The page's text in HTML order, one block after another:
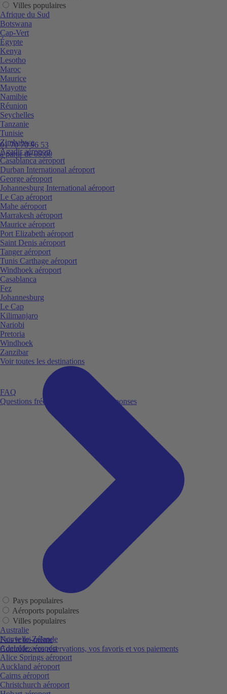
01 70 70 96 53
à partir de 09:00
FAQ
Questions fréquemment posées et réponses
Fais le toi-même
Contrôlez vos réservations, vos favoris et vos paiements
Villes populaires
Afrique du Sud
Botswana
Cap-Vert
Égypte
Kenya
Lesotho
Maroc
Maurice
Mayotte
Namibie
Réunion
Seychelles
Tanzanie
Tunisie
Zimbabwe
Agadir aéroport
Casablanca aéroport
Durban International aéroport
George aéroport
Johannesburg International aéroport
Le Cap aéroport
Mahe aéroport
Marrakesh aéroport
Maurice aéroport
Port Elizabeth aéroport
Saint Denis aéroport
Tanger aéroport
Tunis Carthage aéroport
Windhoek aéroport
Casablanca
Fez
Johannesburg
Le Cap
Kilimanjaro
Nariobi
Pretoria
Windhoek
Zanzibar
Voir toutes les destinations
Pays populaires
Aéroports populaires
Villes populaires
Australie
Nouvelle-Zélande
Adelaide aéroport
Alice Springs aéroport
Auckland aéroport
Cairns aéroport
Christchurch aéroport